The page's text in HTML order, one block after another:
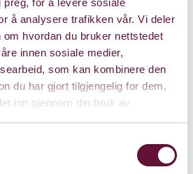
preg, for å levere sosiale
å analysere trafikken vår. Vi deler
hvordan du bruker nettstedet
innen sosiale medier,
som kan kombinere den
du har gjort tilgjengelig for dem,
inn gjennom din bruk av
1 time
2026